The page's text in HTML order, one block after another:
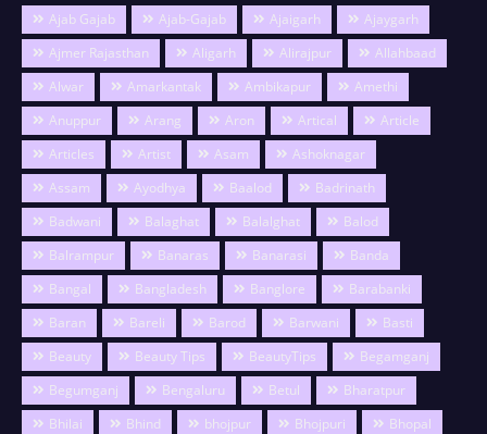
Ajab Gajab Ajab-Gajab Ajaigarh
Ajaygarh
Ajmer Rajasthan
Aligarh Alirajpur
Allahbaad
Alwar
Amarkantak Ambikapur
Amethi
Anuppur
Arang Aron Artical
Article
Articles
Artist Asam
Ashoknagar
Assam
Ayodhya Baalod
Badrinath
Badwani
Balaghat Balalghat
Balod
Balrampur
Banaras Banarasi
Banda
Bangal
Bangladesh Banglore
Barabanki
Baran
Bareli Barod Barwani
Basti
Beauty
Beauty Tips BeautyTips
Begamganj
Begumganj
Bengaluru Betul
Bharatpur
Bhilai
Bhind bhojpur Bhojpuri
Bhopal